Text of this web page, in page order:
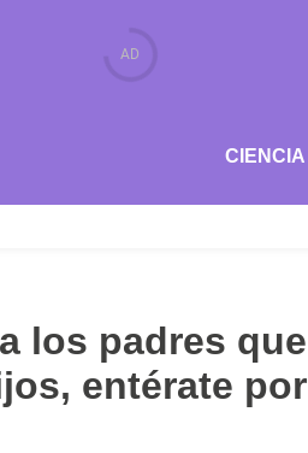
CIENCIA
los padres que
entérate por